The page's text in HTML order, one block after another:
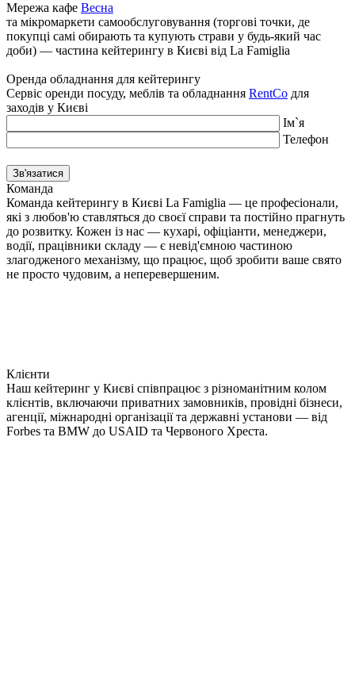
Мережа кафе Весна
та мікромаркети самообслуговування (торгові точки, де
покупці самі обирають та купують страви у будь-який час
доби) — частина кейтерингу в Києві від La Famiglia
Оренда обладнання для кейтерингу
Сервіс оренди посуду, меблів та обладнання RentCo для
заходів у Києві
Iм`я
Телефон
Команда
Команда кейтерингу в Києві La Famiglia — це професіонали,
які з любов'ю ставляться до своєї справи та постійно прагнуть
до розвитку. Кожен із нас — кухарі, офіціанти, менеджери,
водії, працівники складу — є невід'ємною частиною
злагодженого механізму, що працює, щоб зробити ваше свято
не просто чудовим, а неперевершеним.
Клієнти
Наш кейтеринг у Києві співпрацює з різноманітним колом
клієнтів, включаючи приватних замовників, провідні бізнеси,
агенції, міжнародні організації та державні установи — від
Forbes та BMW до USAID та Червоного Хреста.